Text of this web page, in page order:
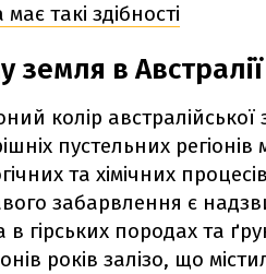
має такі здібності
земля в
колір австралійської
пустельних
та хімічних
забарвлення є
в гірських породах та
років залізо, що